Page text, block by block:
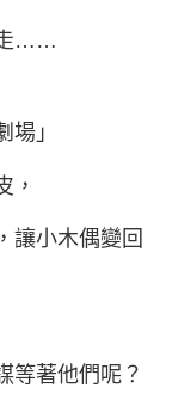
走……
」
，
讓小木偶變回
等著他們呢？